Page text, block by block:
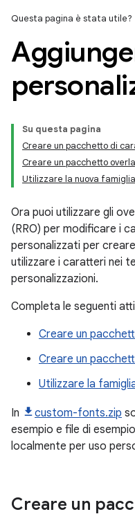
Questa pagina è stata utile?
Su questa pagina
Creare un pacchetto di
Creare un pacchetto
Utilizzare la nuova
Ora puoi utilizzare gli
(RRO) per modificare i
personalizzati per
utilizzare i caratteri nei
personalizzazioni.
Completa le seguenti
Creare un
Creare un
Utilizzare la
In custom-fonts.zip
esempio e file di
localmente per uso
Creare un